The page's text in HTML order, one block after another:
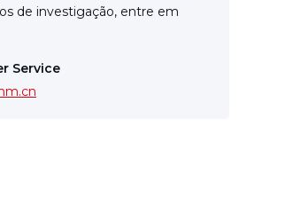
de investigação, entre em
Service